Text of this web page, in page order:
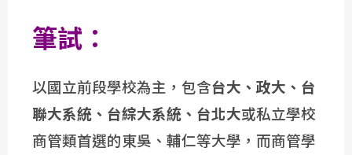
筆試：
以國立前段學校為主，包含台大、政大、台
聯大系統、台綜大系統、台北大或私立學校
商管類首選的東吳、輔仁等大學，而商管學